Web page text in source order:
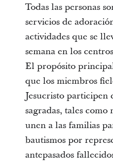
Todas las personas
servicios de
actividades que se
semana en los
El propósito
que los miembros
Jesucristo participen
sagradas, tales
unen a las familias
bautismos por
antepasados